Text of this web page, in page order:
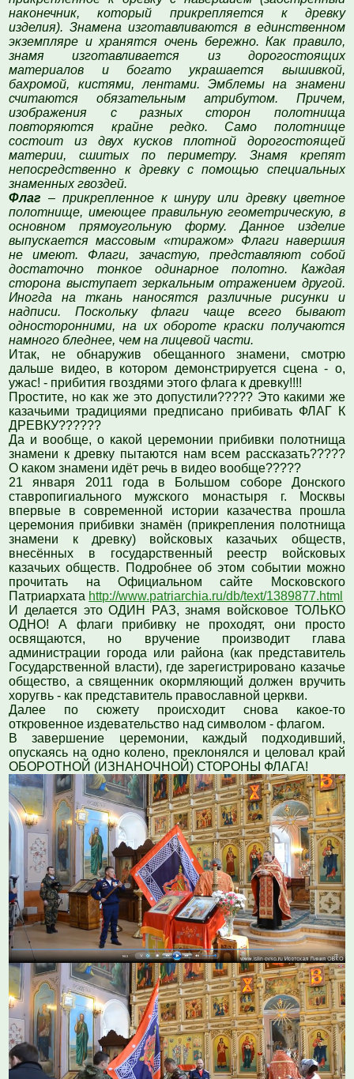
наконечник, который прикрепляется к древку
изделия). Знамена изготавливаются в единственном
экземпляре и хранятся очень бережно. Как правило,
знамя изготавливается из дорогостоящих
материалов и богато украшается вышивкой,
бахромой, кистями, лентами. Эмблемы на знамени
считаются обязательным атрибутом. Причем,
изображения с разных сторон полотнища
повторяются крайне редко. Само полотнище
состоит из двух кусков плотной дорогостоящей
материи, сшитых по периметру. Знамя крепят
непосредственно к древку с помощью специальных
знаменных гвоздей.
Флаг – прикрепленное к шнуру или древку цветное
полотнище, имеющее правильную геометрическую, в
основном прямоугольную форму. Данное изделие
выпускается массовым «тиражом» Флаги навершия
не имеют. Флаги, зачастую, представляют собой
достаточно тонкое одинарное полотно. Каждая
сторона выступает зеркальным отражением другой.
Иногда на ткань наносятся различные рисунки и
надписи. Поскольку флаги чаще всего бывают
односторонними, на их обороте краски получаются
намного бледнее, чем на лицевой части.
Итак, не обнаружив обещанного знамени, смотрю
дальше видео, в котором демонстрируется сцена - о,
ужас! - прибития гвоздями этого флага к древку!!!!
Простите, но как же это допустили????? Это какими же
казачьими традициями предписано прибивать ФЛАГ К
ДРЕВКУ??????
Да и вообще, о какой церемонии прибивки полотнища
знамени к древку пытаются нам всем рассказать?????
О каком знамени идёт речь в видео вообще?????
21 января 2011 года в Большом соборе Донского
ставропигиального мужского монастыря г. Москвы
впервые в современной истории казачества прошла
церемония прибивки знамён (прикрепления полотнища
знамени к древку) войсковых казачьих обществ,
внесённых в государственный реестр войсковых
казачьих обществ. Подробнее об этом событии можно
прочитать на Официальном сайте Московского
Патриархата http://www.patriarchia.ru/db/text/1389877.html
И делается это ОДИН РАЗ, знамя войсковое ТОЛЬКО
ОДНО! А флаги прибивку не проходят, они просто
освящаются, но вручение производит глава
администрации города или района (как представитель
Государственной власти), где зарегистрировано казачье
общество, а священник окормляющий должен вручить
хоругвь - как представитель православной церкви.
Далее по сюжету происходит снова какое-то
откровенное издевательство над символом - флагом.
В завершение церемонии, каждый подходивший,
опускаясь на одно колено, преклонялся и целовал край
ОБОРОТНОЙ (ИЗНАНОЧНОЙ) СТОРОНЫ ФЛАГА!